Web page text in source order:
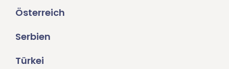
Österreich
Serbien
Türkei